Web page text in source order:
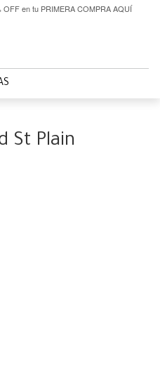
OFF en tu PRIMERA COMPRA AQUÍ
St Plain